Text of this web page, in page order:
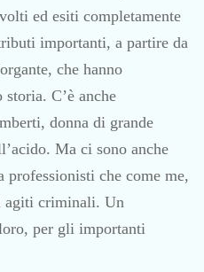
ed esiti completamente
importanti, a partire da
che hanno
C’è anche
donna di grande
Ma ci sono anche
che come me,
agiti criminali. Un
per gli importanti